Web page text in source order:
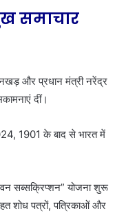
समाचार
धनखड़ और प्रधान मंत्री नरेंद्र
दीं।
1901 के बाद से भारत में
सब्सक्रिप्शन” योजना शुरू
शोध पत्रों, पत्रिकाओं और